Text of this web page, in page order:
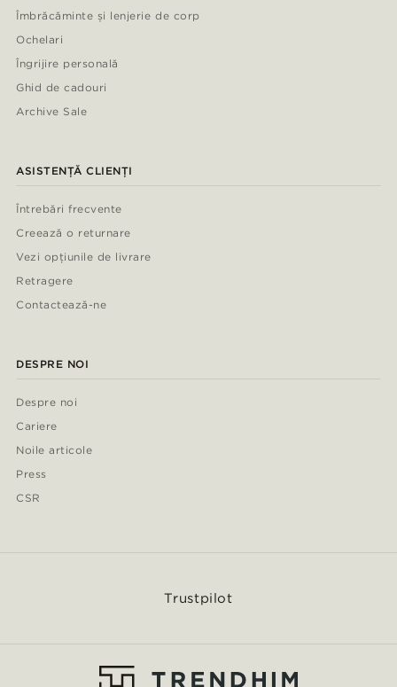
Îmbrăcăminte și lenjerie de corp
Ochelari
Îngrijire personală
Ghid de cadouri
Archive Sale
ASISTENȚĂ CLIENȚI
Întrebări frecvente
Creează o returnare
Vezi opțiunile de livrare
Retragere
Contactează-ne
DESPRE NOI
Despre noi
Cariere
Noile articole
Press
CSR
Trustpilot